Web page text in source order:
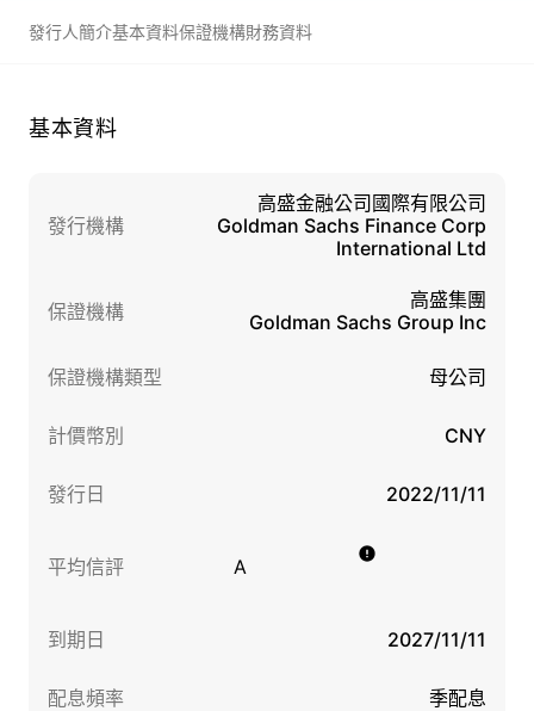
發行人簡介基本資料保證機構財務資料
基本資料
發行機構
高盛金融公司國際有限公司
Goldman Sachs Finance Corp
International Ltd
保證機構
高盛集團
Goldman Sachs Group Inc
保證機構類型 母公司
計價幣別 CNY
發行日 2022/11/11
平均信評 A
到期日 2027/11/11
配息頻率 季配息